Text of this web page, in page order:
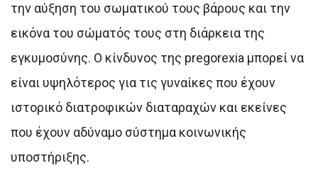
την αύξηση του σωματικού τους βάρους και την
εικόνα του σώματός τους στη διάρκεια της
εγκυμοσύνης. Ο κίνδυνος της pregorexia μπορεί να
είναι υψηλότερος για τις γυναίκες που έχουν
ιστορικό διατροφικών διαταραχών και εκείνες
που έχουν αδύναμο σύστημα κοινωνικής
υποστήριξης.